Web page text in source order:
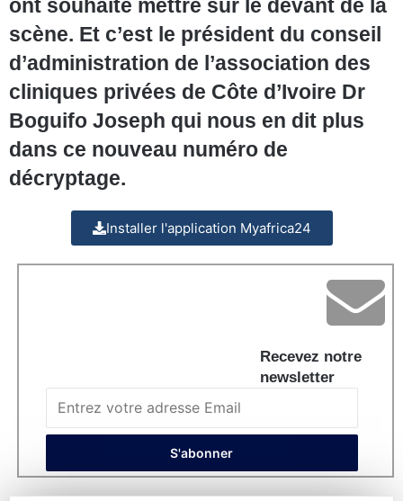
ont souhaité mettre sur le devant de la
scène. Et c’est le président du conseil
d’administration de l’association des
cliniques privées de Côte d’Ivoire Dr
Boguifo Joseph qui nous en dit plus
dans ce nouveau numéro de
décryptage.
Installer l'application Myafrica24
Recevez notre
newsletter